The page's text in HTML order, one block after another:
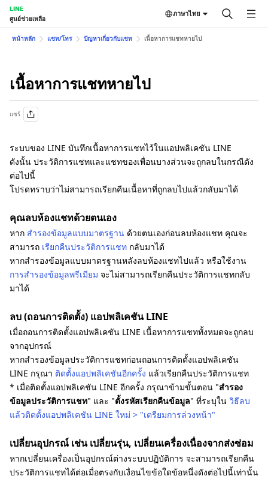
LINE
ศูนย์ช่วยเหลือ
ภาษาไทย
หน้าหลัก แชท/โทร ปัญหาเกี่ยวกับแชท เนื้อหาการแชทหายไป
เนื้อหาการแชทหายไป
แชร์
ระบบของ LINE บันทึกเนื้อหาการแชทไว้ในแอปพลิเคชัน LINE
ดังนั้น ประวัติการแชทและแชทของเพื่อนบางส่วนจะถูกลบในกรณีดัง
ต่อไปนี้
โปรดทราบว่าไม่สามารถเรียกคืนเนื้อหาที่ถูกลบไปแล้วกลับมาได้
คุณลบห้องแชทด้วยตนเอง
หาก สำรองข้อมูลแบบมาตรฐาน ด้วยตนเองก่อนลบห้องแชท คุณจะ
สามารถ เรียกคืนประวัติการแชท กลับมาได้
หากสำรองข้อมูลแบบมาตรฐานหลังลบห้องแชทไปแล้ว หรือใช้งาน
การสำรองข้อมูลพรีเมียม จะไม่สามารถเรียกคืนประวัติการแชทกลับ
มาได้
ลบ (ถอนการติดตั้ง) แอปพลิเคชัน LINE
เมื่อถอนการติดตั้งแอปพลิเคชัน LINE เนื้อหาการแชททั้งหมดจะถูกลบ
จากอุปกรณ์
หากสำรองข้อมูลประวัติการแชทก่อนถอนการติดตั้งแอปพลิเคชัน
LINE กรุณา ติดตั้งแอปพลิเคชันอีกครั้ง แล้วเรียกคืนประวัติการแชท
* เมื่อติดตั้งแอปพลิเคชัน LINE อีกครั้ง กรุณาข้ามขั้นตอน "สำรอง
ข้อมูลประวัติการแชท" และ "ตั้งรหัสเรียกคืนข้อมูล" ที่ระบุใน วิธีลบ
แล้วติดตั้งแอปพลิเคชัน LINE ใหม่ > "เตรียมการล่วงหน้า"
เปลี่ยนอุปกรณ์ เช่น เปลี่ยนรุ่น, เปลี่ยนเครื่องเนื่องจากส่งซ่อม
หากเปลี่ยนเครื่องเป็นอุปกรณ์ต่างระบบปฏิบัติการ จะสามารถเรียกคืน
ประวัติการแชทได้ต่อเมื่อตรงกับเงื่อนไขข้อใดข้อหนึ่งดังต่อไปนี้เท่านั้น